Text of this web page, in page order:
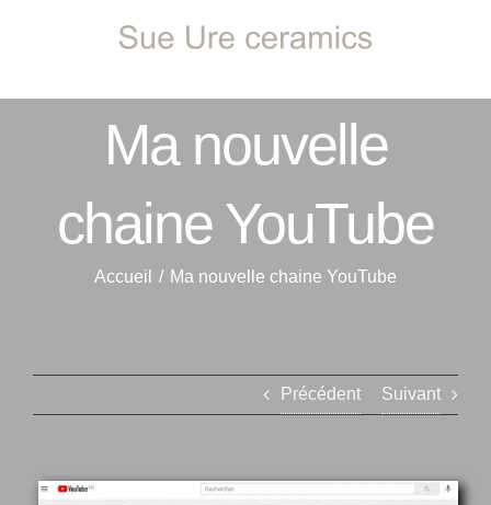
Ma nouvelle
chaine YouTube
Accueil Ma nouvelle chaine YouTube
Précédent Suivant
Voir